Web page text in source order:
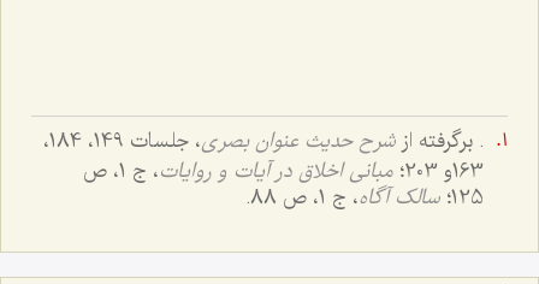
. برگرفته از شرح حدیث عنوان بصری
، جلسات 149، 184،
163و 203؛
مبانی اخلاق در آیات و روایات
، ج 1، ص
125؛ سالک آگاه، ج 1، ص 88.